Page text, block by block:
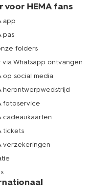
voor HEMA fans
app
pas
folders
via Whatsapp ontvangen
op social media
herontwerpwedstrijd
fotoservice
cadeaukaarten
tickets
verzekeringen